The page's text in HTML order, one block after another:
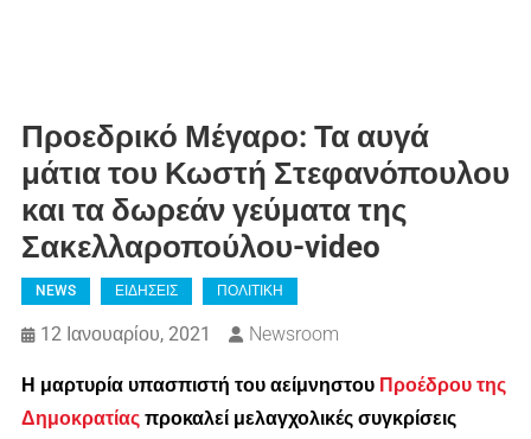
Προεδρικό Μέγαρο: Τα αυγά
μάτια του Κωστή Στεφανόπουλου
και τα δωρεάν γεύματα της
Σακελλαροπούλου-video
NEWS ΕΙΔΗΣΕΙΣ ΠΟΛΙΤΙΚΗ
12 Ιανουαρίου, 2021 Newsroom
Η μαρτυρία υπασπιστή του αείμνηστου Προέδρου της
Δημοκρατίαςπροκαλεί μελαγχολικές συγκρίσεις